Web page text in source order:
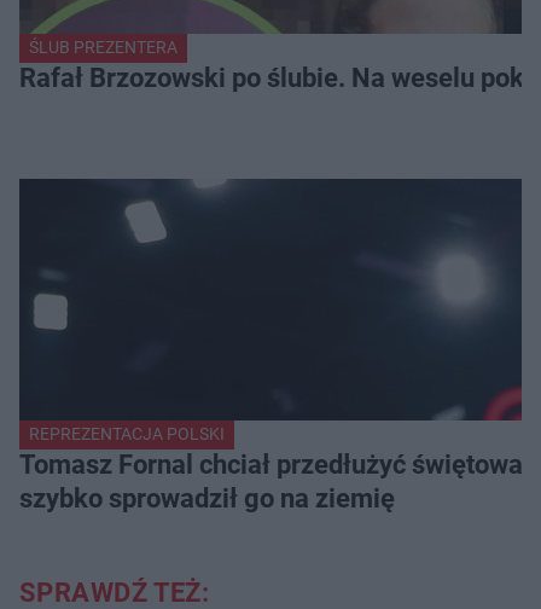
ŚLUB PREZENTERA
Rafał Brzozowski po ślubie. Na weselu
REPREZENTACJA POLSKI
Tomasz Fornal chciał przedłużyć
szybko sprowadził go na ziemię
SPRAWDŹ TEŻ: